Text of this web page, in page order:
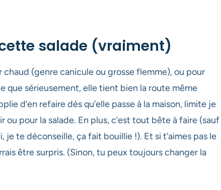
salade (vraiment)
chaud (genre canicule ou grosse flemme), ou pour
que sérieusement, elle tient bien la route même
d’en refaire dès qu’elle passe à la maison, limite je
ou pour la salade. En plus, c’est tout bête à faire (sauf
je te déconseille, ça fait bouillie !). Et si t’aimes pas le
être surpris. (Sinon, tu peux toujours changer la